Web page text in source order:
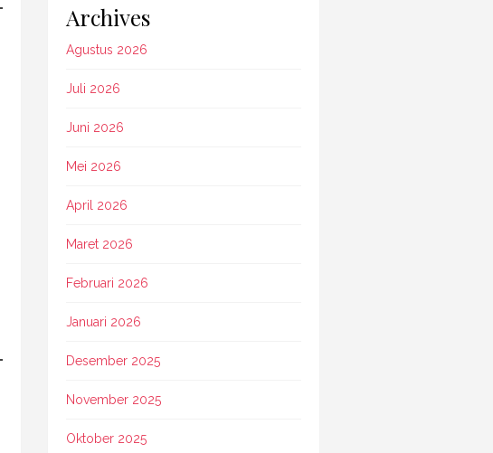
Archives
Agustus 2026
Juli 2026
Juni 2026
Mei 2026
April 2026
Maret 2026
Februari 2026
Januari 2026
Desember 2025
November 2025
Oktober 2025